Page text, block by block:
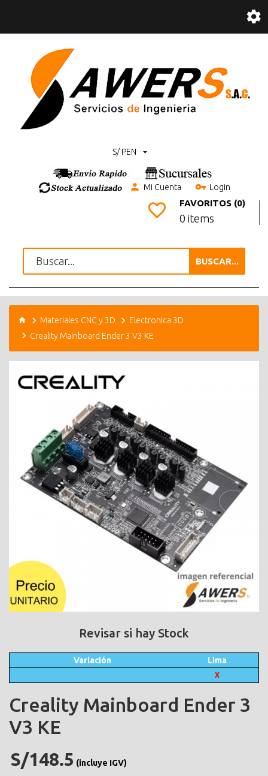
S/ PEN
Mi Cuenta Login
FAVORITOS (0)
0 items
BUSCAR...
Materiales CNC y 3D
Electronica 3D
Creality Mainboard Ender 3 V3 KE
Revisar si hay Stock
Variación Lima
X
Creality Mainboard Ender 3
V3 KE
S/148.5 (incluye IGV)